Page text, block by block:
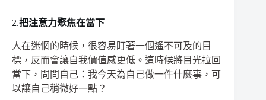
2.把注意力聚焦在當下
人在迷惘的時候，很容易盯著一個遙不可及的目
標，反而會讓自我價值感更低。這時候將目光拉回
當下，問問自己：我今天為自己做一件什麼事，可
以讓自己稍微好一點？